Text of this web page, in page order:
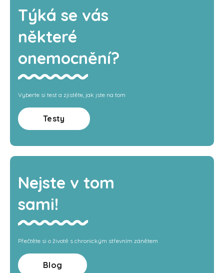
Týká se vás
některé
onemocnění?
Vyberte si test a zjistěte, jak jste na tom
Testy
Nejste v tom
sami!
Přečtěte si o životě s chronickým střevním zánětem
Blog